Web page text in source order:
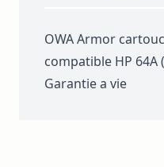
OWA Armor
compatible HP 64A
Garantie a vie